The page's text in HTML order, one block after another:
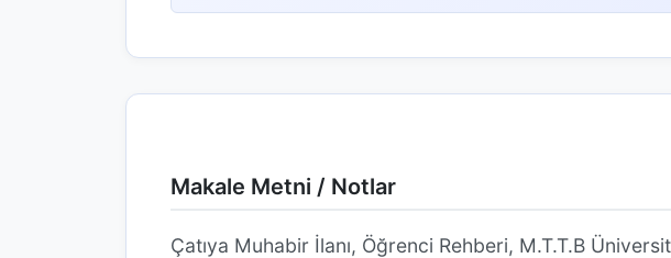
Makale Metni / Notlar
Çatıya Muhabir İlanı, Öğrenci Rehberi, M.T.T.B